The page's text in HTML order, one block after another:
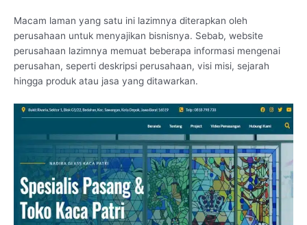
Macam laman yang satu ini lazimnya diterapkan oleh
perusahaan untuk menyajikan bisnisnya. Sebab, website
perusahaan lazimnya memuat beberapa informasi mengenai
perusahan, seperti deskripsi perusahaan, visi misi, sejarah
hingga produk atau jasa yang ditawarkan.